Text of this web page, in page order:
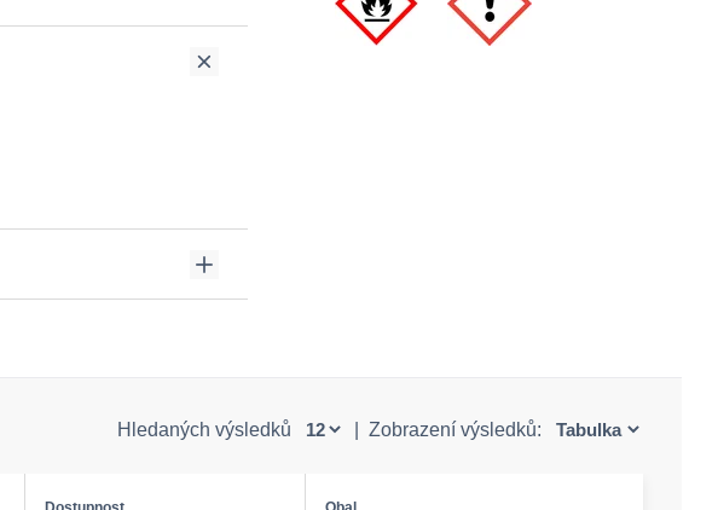
Hledaných výsledků Zobrazení výsledků: